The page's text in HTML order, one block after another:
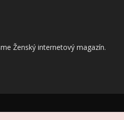
Ženský internetový magazín.